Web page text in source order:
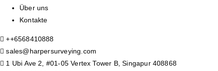
Über uns
Kontakte
++6568410888
sales@harpersurveying.com
1 Ubi Ave 2, #01-05 Vertex Tower B, Singapur 408868